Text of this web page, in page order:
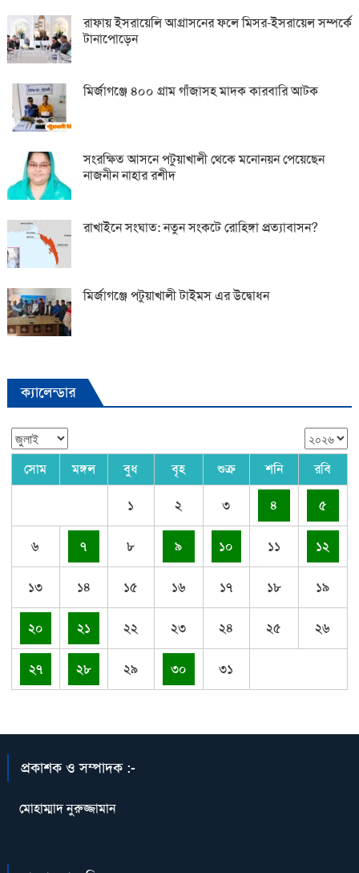
রাফায় ইসরায়েলি আগ্রাসনের ফলে মিসর-ইসরায়েল সম্পর্কে
টানাপোড়েন
মির্জাগঞ্জে ৪০০ গ্রাম গাঁজাসহ মাদক কারবারি আটক
সংরক্ষিত আসনে পটুয়াখালী থেকে মনোনয়ন পেয়েছেন
নাজনীন নাহার রশীদ
রাখাইনে সংঘাত: নতুন সংকটে রোহিঙ্গা প্রত্যাবাসন?
মির্জাগঞ্জে পটুয়াখালী টাইমস এর উদ্বোধন
ক্যালেন্ডার
সোম মঙ্গল বুধ বৃহ শুক্র শনি রবি
১ ২ ৩ ৪ ৫
৬ ৭ ৮ ৯ ১০ ১১ ১২
১৩ ১৪ ১৫ ১৬ ১৭ ১৮ ১৯
২০ ২১ ২২ ২৩ ২৪ ২৫ ২৬
২৭ ২৮ ২৯ ৩০ ৩১
প্রকাশক ও সম্পাদক :-
মোহাম্মাদ নুরুজ্জামান